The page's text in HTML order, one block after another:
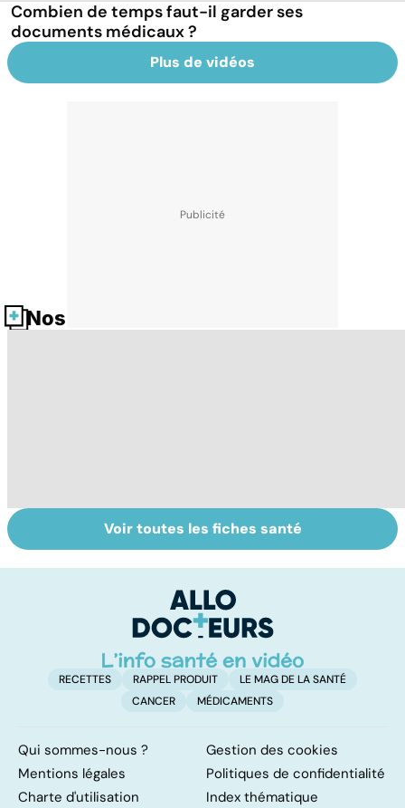
Combien de temps faut-il garder ses
documents médicaux ?
Plus de vidéos
Nos fiches santé
La vésicule
biliaire et ses
Mediator® : le
début d'une
Voir toutes les fiches santé
RECETTES RAPPEL PRODUIT
LE MAG DE LA SANTÉ
CANCER
MÉDICAMENTS
Qui sommes-nous ?
Gestion des cookies
Mentions légales
Politiques de confidentialité
Charte d'utilisation
Index thématique